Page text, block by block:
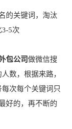
的关键词，淘汰
5次
包公司 做微信搜
数，根据来路，
次每个关键词只
好的，再不断的